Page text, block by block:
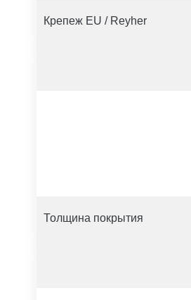
Крепеж EU / Reyher
Толщина покрытия